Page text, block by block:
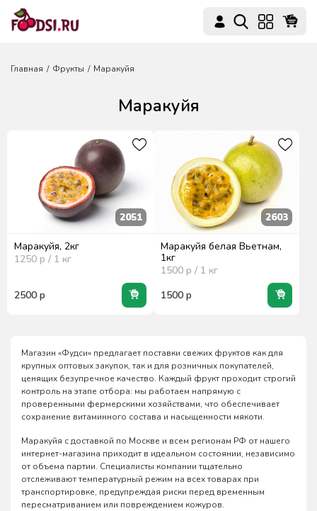
Главная Фрукты Маракуйя
Маракуйя
2051
Маракуйя, 2кг
1250 р / 1 кг
2500 р
2603
Маракуйя белая Вьетнам,
1кг
1500р / 1 кг
1500р
Магазин «Фудси» предлагает поставки свежих фруктов как для
крупных оптовых закупок, так и для розничных покупателей,
ценящих безупречное качество. Каждый фрукт проходит строгий
контроль на этапе отбора: мы работаем напрямую с
проверенными фермерскими хозяйствами, что обеспечивает
сохранение витаминного состава и насыщенности мякоти.
Маракуйя с доставкой по Москве и всем регионам РФ от нашего
интернет-магазина приходит в идеальном состоянии, независимо
от объема партии. Специалисты компании тщательно
отслеживают температурный режим на всех товарах при
транспортировке, предупреждая риски перед временным
пересматриванием или повреждением кожуров.